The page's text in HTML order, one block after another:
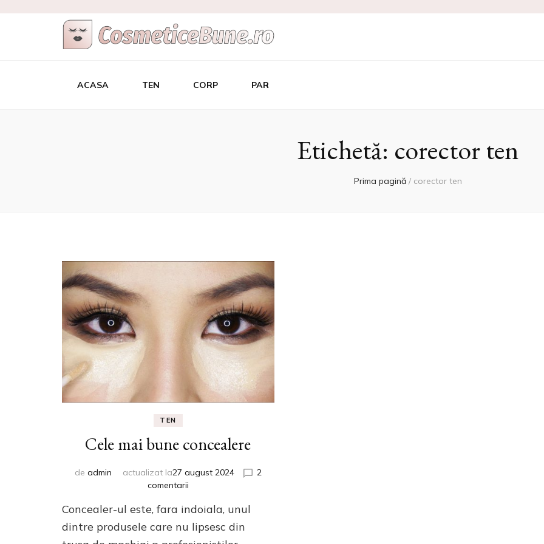
Cele Mai Bune Produse
ACASA TEN CORP PAR
Etichetă: corector ten
Prima pagină / corector ten
TEN
Cele mai bune concealere
de admin actualizat la27 august 2024
2
comentariila
mai
bune
concealere
Concealer-ul este, fara indoiala, unul
dintre produsele care nu lipsesc din